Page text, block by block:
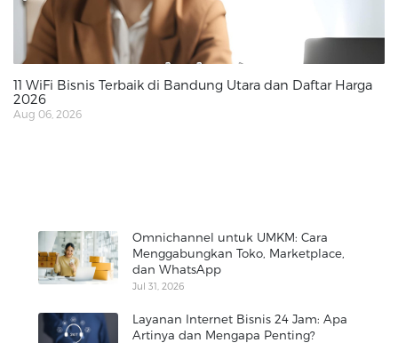
11 WiFi Bisnis Terbaik di Bandung Utara dan Daftar Harga
2026
Aug 06, 2026
Omnichannel untuk UMKM: Cara
Menggabungkan Toko, Marketplace,
dan WhatsApp
Jul 31, 2026
Layanan Internet Bisnis 24 Jam: Apa
Artinya dan Mengapa Penting?